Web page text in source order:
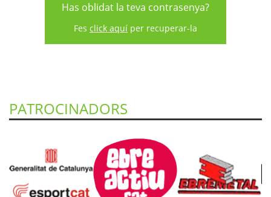
Has oblidat la teva contrasenya?
Fes click aquí per recuperar-la
PATROCINADORS